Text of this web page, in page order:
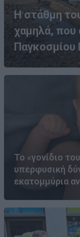
Η στάθμη
χαμηλά, που
Παγκοσμίου
Το «γονίδιο
υπερφυσική
εκατομμύρια